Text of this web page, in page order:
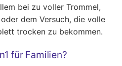
bei zu voller Trommel,
dem Versuch, die volle
trocken zu bekommen.
für Familien?